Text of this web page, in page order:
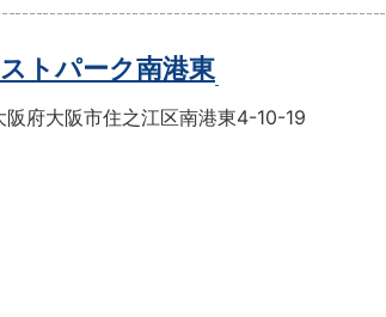
ストパーク南港東
阪府大阪市住之江区南港東4-10-19